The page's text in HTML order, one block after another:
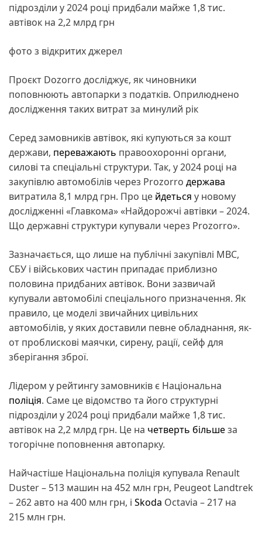
підрозділи у 2024 році придбали майже 1,8 тис.
автівок на 2,2 млрд грн
фото з відкритих джерел
Проєкт Dozorro досліджує, як чиновники
поповнюють автопарки з податків. Оприлюднено
дослідження таких витрат за минулий рік
Серед замовників автівок, які купуються за кошт
держави, переважають правоохоронні органи,
силові та спеціальні структури. Так, у 2024 році на
закупівлю автомобілів через Prozorro держава
витратила 8,1 млрд грн. Про це йдеться у новому
дослідженні «Главкома» «Найдорожчі автівки – 2024.
Що державні структури купували через Prozorro».
Зазначається, що лише на публічні закупівлі МВС,
СБУ і військових частин припадає приблизно
половина придбаних автівок. Вони зазвичай
купували автомобілі спеціального призначення. Як
правило, це моделі звичайних цивільних
автомобілів, у яких доставили певне обладнання, як-
от проблискові маячки, сирену, рації, сейф для
зберігання зброї.
Лідером у рейтингу замовників є Національна
поліція. Саме це відомство та його структурні
підрозділи у 2024 році придбали майже 1,8 тис.
автівок на 2,2 млрд грн. Це на четверть більшеза
тогорічне поповнення автопарку.
Найчастіше Національна поліція купувала Renault
Duster – 513 машин на 452 млн грн, Peugeot Landtrek
– 262 авто на 400 млн грн, і Skoda Octavia – 217 на
215 млн грн.